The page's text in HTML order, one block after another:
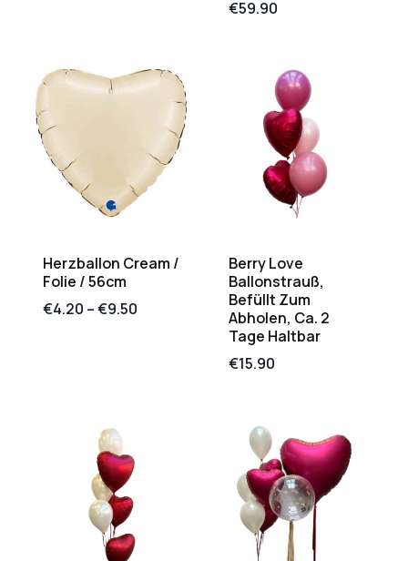
€59.90
Herzballon Cream /
Folie / 56cm
€4.20 –€9.50
Berry Love
Ballonstrauß,
Befüllt Zum
Abholen, Ca. 2
Tage Haltbar
€15.90